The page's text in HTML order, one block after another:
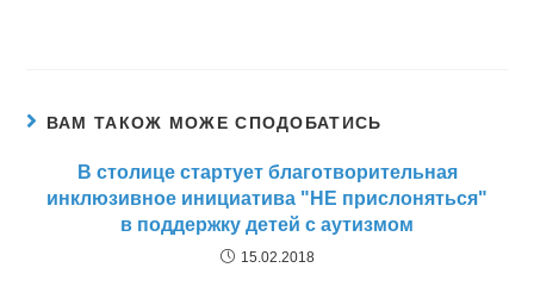
ВАМ ТАКОЖ МОЖЕ СПОДОБАТИСЬ
В столице стартует благотворительная
инклюзивное инициатива "НЕ прислоняться"
в поддержку детей с аутизмом
15.02.2018